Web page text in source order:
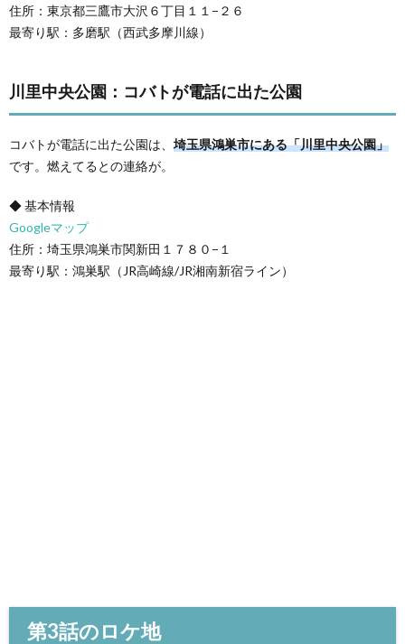
住所：東京都三鷹市大沢６丁目１１−２６
最寄り駅：多磨駅（西武多摩川線）
川里中央公園：コバトが電話に出た公園
コバトが電話に出た公園は、 埼玉県鴻巣市にある「川里中央公園」
です。燃えてるとの連絡が。
◆ 基本情報
Googleマップ
住所：埼玉県鴻巣市関新田１７８０−１
最寄り駅：鴻巣駅（JR高崎線/JR湘南新宿ライン）
第3話のロケ地